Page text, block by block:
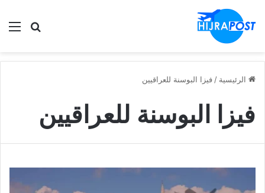
ابحث
الرئيسية / فيزا البوسنة للعراقيين
فيزا البوسنة للعراقيين